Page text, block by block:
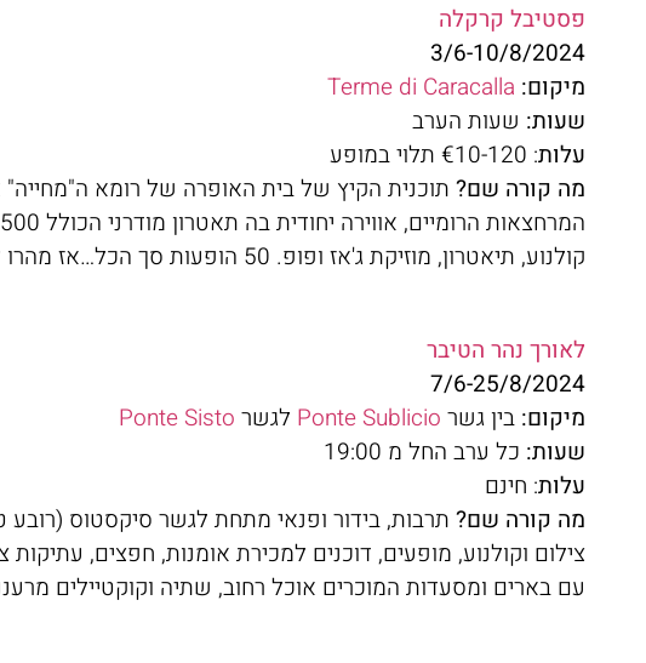
פסטיבל קרקלה
3/6-10/8/2024
מיקום: Terme di Caracalla
שעות: שעות הערב
עלות: €10-120 תלוי במופע
מה קורה שם?תוכנית הקיץ של בית האופרה של רומא
קולנוע, תיאטרון, מוזיקת ​​ג'אז ופופ. 50 הופעות סך הכל…אז מהרו להזמין.
לאורך נהר הטיבר
7/6-25/8/2024
מיקום: בין גשר Ponte Sublicio לגשר Ponte Sisto
שעות: כל ערב החל מ 19:00
עלות: חינם
מה קורה שם?תרבות, בידור ופנאי מתחת לגשר סיקסטוס
צילום וקולנוע, מופעים, דוכנים למכירת אומנות, חפצים,
עם בארים ומסעדות המוכרים אוכל רחוב, שתיה וקוקטיילים